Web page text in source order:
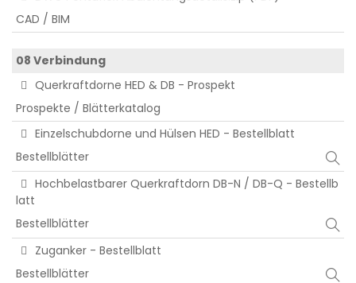
CAD / BIM
08 Verbindung
Querkraftdorne HED & DB - Prospekt
Prospekte / Blätterkatalog
Einzelschubdorne und Hülsen HED - Bestellblatt
Bestellblätter
Hochbelastbarer Querkraftdorn DB-N / DB-Q - Bestellb
latt
Bestellblätter
Zuganker - Bestellblatt
Bestellblätter